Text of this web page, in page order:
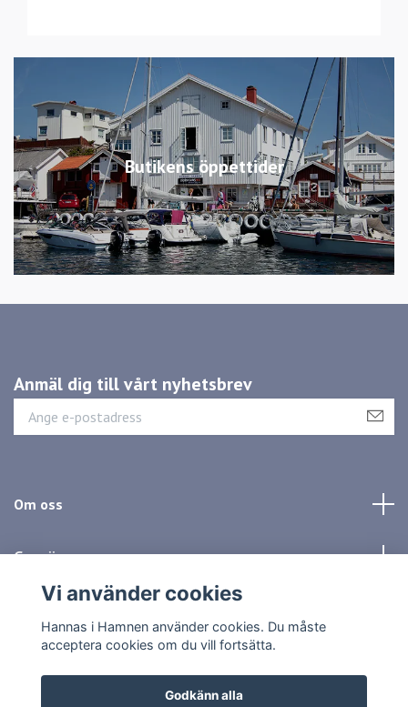
Butikens öppettider
Anmäl dig till vårt nyhetsbrev
Om oss
Genvägar
Sociala medier
Vi använder cookies
Hannas i Hamnen använder cookies. Du måste
acceptera cookies om du vill fortsätta.
Godkänn alla